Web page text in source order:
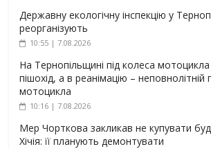
Державну екологічну інспекцію у
реорганізують
10:55 | 7.08.2026
На Тернопільщині під колеса
пішохід, а в реанімацію – неповнолітній
мотоцикла
10:16 | 7.08.2026
Мер Чорткова закликав не купувати
Хічія: її планують демонтувати